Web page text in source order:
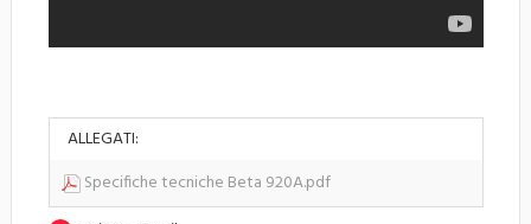
ALLEGATI:
Specifiche tecniche Beta 920A.pdf